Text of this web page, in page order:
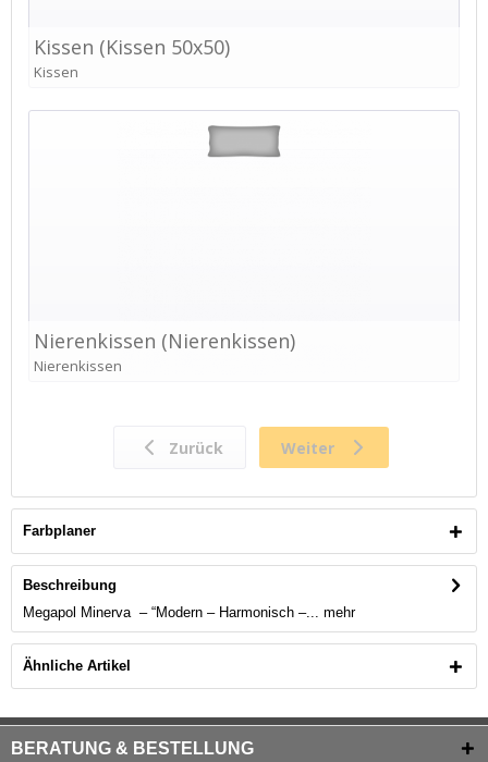
Farbplaner
Beschreibung
Megapol Minerva – “Modern – Harmonisch –... mehr
Ähnliche Artikel
BERATUNG & BESTELLUNG